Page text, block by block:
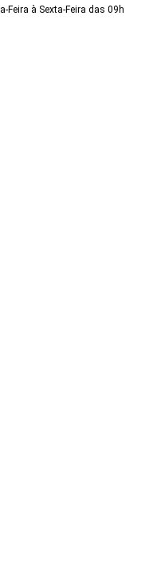
Feira à Sexta-Feira das 09h